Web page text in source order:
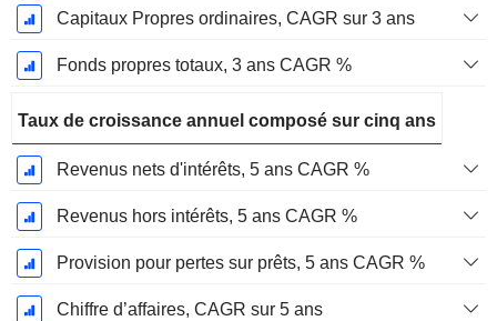
Capitaux Propres ordinaires, CAGR sur 3 ans
Fonds propres totaux, 3 ans CAGR %
Taux de croissance annuel composé sur cinq ans
Revenus nets d'intérêts, 5 ans CAGR %
Revenus hors intérêts, 5 ans CAGR %
Provision pour pertes sur prêts, 5 ans CAGR %
Chiffre d’affaires, CAGR sur 5 ans